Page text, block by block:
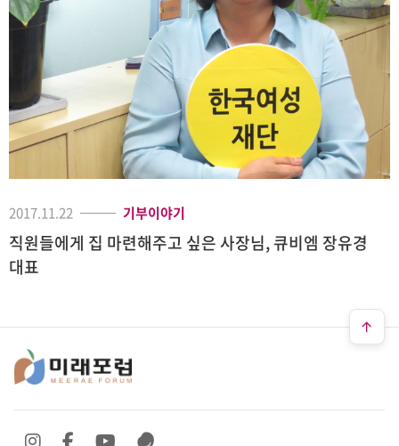
2017.11.22 기부이야기
직원들에게 집 마련해주고 싶은 사장님, 큐비엠 장유경
대표
SNS 바로가기
SNS 바로가기SNS 바로가기